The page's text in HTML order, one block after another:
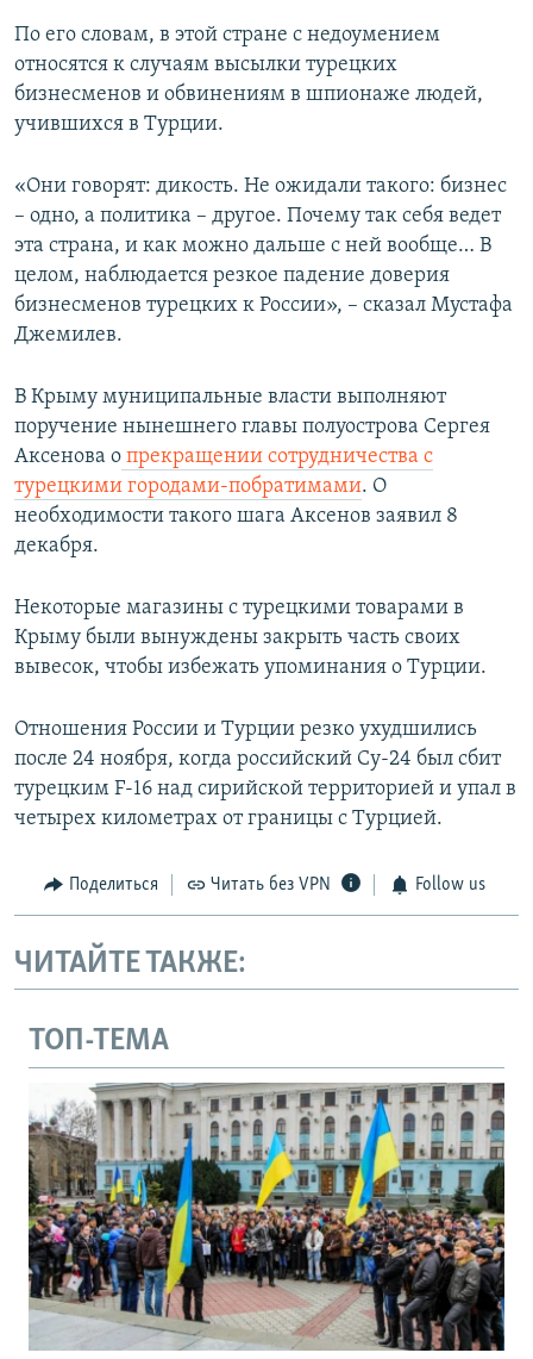
По его словам, в этой стране с недоумением
относятся к случаям высылки турецких
бизнесменов и обвинениям в шпионаже людей,
учившихся в Турции.
«Они говорят: дикость. Не ожидали такого: бизнес
– одно, а политика – другое. Почему так себя ведет
эта страна, и как можно дальше с ней вообще… В
целом, наблюдается резкое падение доверия
бизнесменов турецких к России», – сказал Мустафа
Джемилев.
В Крыму муниципальные власти выполняют
поручение нынешнего главы полуострова Сергея
Аксенова о прекращении сотрудничества с
турецкими городами-побратимами. О
необходимости такого шага Аксенов заявил 8
декабря.
Некоторые магазины с турецкими товарами в
Крыму были вынуждены закрыть часть своих
вывесок, чтобы избежать упоминания о Турции.
Отношения России и Турции резко ухудшились
после 24 ноября, когда российский Су-24 был сбит
турецким F-16 над сирийской территорией и упал в
четырех километрах от границы с Турцией.
Поделиться Читать без VPN Follow us
ЧИТАЙТЕ ТАКЖЕ:
ТОП-ТЕМА